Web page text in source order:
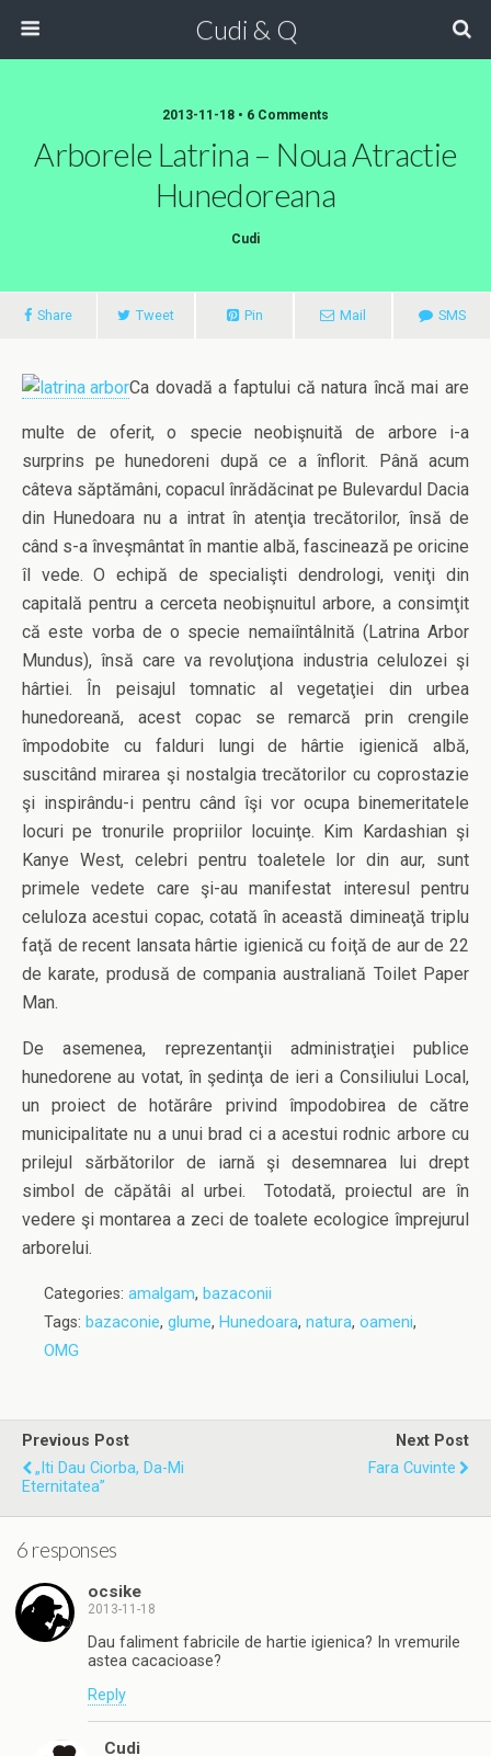
Cudi & Q
2013-11-18 • 6 Comments
Arborele Latrina – Noua Atractie
Hunedoreana
Cudi
Share Tweet Pin Mail SMS
Ca dovadă a faptului că natura încă mai are
multe de oferit, o specie neobişnuită de arbore i-a
surprins pe hunedoreni după ce a înflorit. Până acum
câteva săptămâni, copacul înrădăcinat pe Bulevardul Dacia
din Hunedoara nu a intrat în atenţia trecătorilor, însă de
când s-a înveşmântat în mantie albă, fascinează pe oricine
îl vede. O echipă de specialişti dendrologi, veniţi din
capitală pentru a cerceta neobişnuitul arbore, a consimţit
că este vorba de o specie nemaiîntâlnită (Latrina Arbor
Mundus), însă care va revoluţiona industria celulozei şi
hârtiei. În peisajul tomnatic al vegetaţiei din urbea
hunedoreană, acest copac se remarcă prin crengile
împodobite cu falduri lungi de hârtie igienică albă,
suscitând mirarea şi nostalgia trecătorilor cu coprostazie
şi inspirându-i pentru când îşi vor ocupa binemeritatele
locuri pe tronurile propriilor locuinţe. Kim Kardashian şi
Kanye West, celebri pentru toaletele lor din aur, sunt
primele vedete care şi-au manifestat interesul pentru
celuloza acestui copac, cotată în această dimineaţă triplu
faţă de recent lansata hârtie igienică cu foiţă de aur de 22
de karate, produsă de compania australiană Toilet Paper
Man.
De asemenea, reprezentanţii administraţiei publice
hunedorene au votat, în şedinţa de ieri a Consiliului Local,
un proiect de hotărâre privind împodobirea de către
municipalitate nu a unui brad ci a acestui rodnic arbore cu
prilejul sărbătorilor de iarnă şi desemnarea lui drept
simbol de căpătâi al urbei. Totodată, proiectul are în
vedere şi montarea a zeci de toalete ecologice împrejurul
arborelui.
Categories: amalgam, bazaconii
Tags: bazaconie, glume, Hunedoara, natura, oameni,
OMG
Previous Post
„Iti Dau Ciorba, Da-Mi
Eternitatea”
Next Post
Fara Cuvinte
6 responses
ocsike
2013-11-18
Dau faliment fabricile de hartie igienica? In vremurile
astea cacacioase?
Reply
Cudi